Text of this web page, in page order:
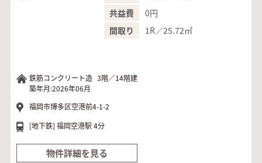
共益費
0円
間取り
1R／25.72㎡
鉄筋コンクリート造 3階／14階建
築年月:2026年06月
福岡市博多区空港前4-1-2
[地下鉄] 福岡空港駅 4分
物件詳細を見る